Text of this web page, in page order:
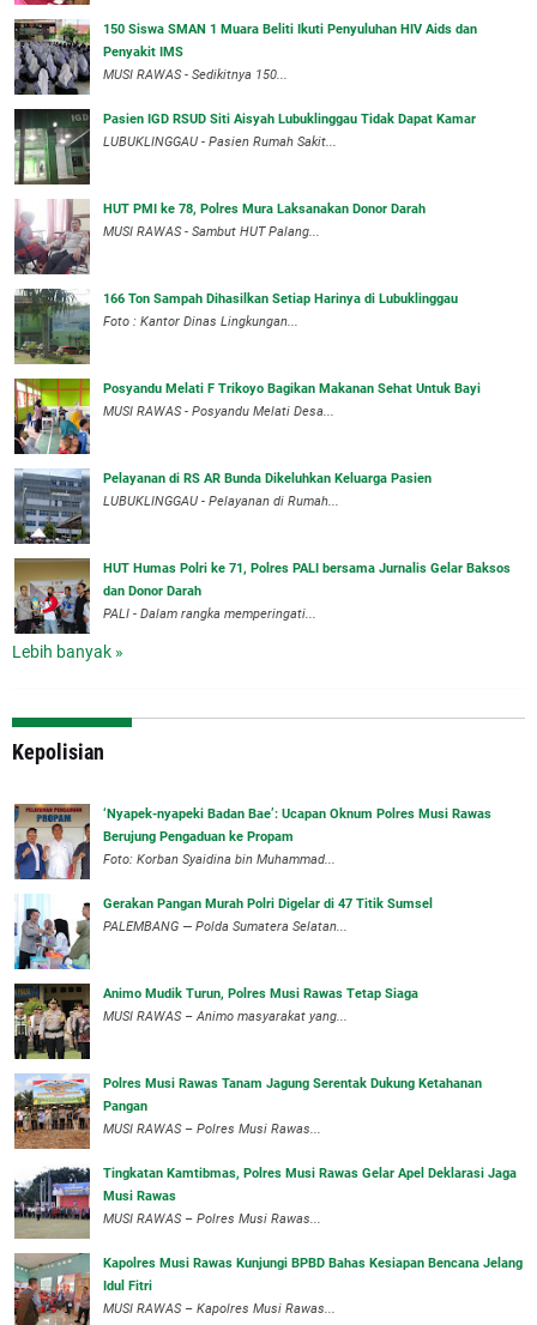
150 Siswa SMAN 1 Muara Beliti Ikuti Penyuluhan HIV Aids dan
Penyakit IMS
MUSI RAWAS - Sedikitnya 150...
Pasien IGD RSUD Siti Aisyah Lubuklinggau Tidak Dapat Kamar
LUBUKLINGGAU - Pasien Rumah Sakit...
HUT PMI ke 78, Polres Mura Laksanakan Donor Darah
MUSI RAWAS - Sambut HUT Palang...
166 Ton Sampah Dihasilkan Setiap Harinya di Lubuklinggau
Foto : Kantor Dinas Lingkungan...
Posyandu Melati F Trikoyo Bagikan Makanan Sehat Untuk Bayi
MUSI RAWAS - Posyandu Melati Desa...
Pelayanan di RS AR Bunda Dikeluhkan Keluarga Pasien
LUBUKLINGGAU - Pelayanan di Rumah...
HUT Humas Polri ke 71, Polres PALI bersama Jurnalis Gelar Baksos
dan Donor Darah
PALI - Dalam rangka memperingati...
Lebih banyak »
Kepolisian
‘Nyapek-nyapeki Badan Bae’: Ucapan Oknum Polres Musi Rawas
Berujung Pengaduan ke Propam
Foto: Korban Syaidina bin Muhammad...
Gerakan Pangan Murah Polri Digelar di 47 Titik Sumsel
PALEMBANG — Polda Sumatera Selatan...
Animo Mudik Turun, Polres Musi Rawas Tetap Siaga
MUSI RAWAS – Animo masyarakat yang...
Polres Musi Rawas Tanam Jagung Serentak Dukung Ketahanan
Pangan
MUSI RAWAS – Polres Musi Rawas...
Tingkatan Kamtibmas, Polres Musi Rawas Gelar Apel Deklarasi Jaga
Musi Rawas
MUSI RAWAS – Polres Musi Rawas...
Kapolres Musi Rawas Kunjungi BPBD Bahas Kesiapan Bencana Jelang
Idul Fitri
MUSI RAWAS – Kapolres Musi Rawas...